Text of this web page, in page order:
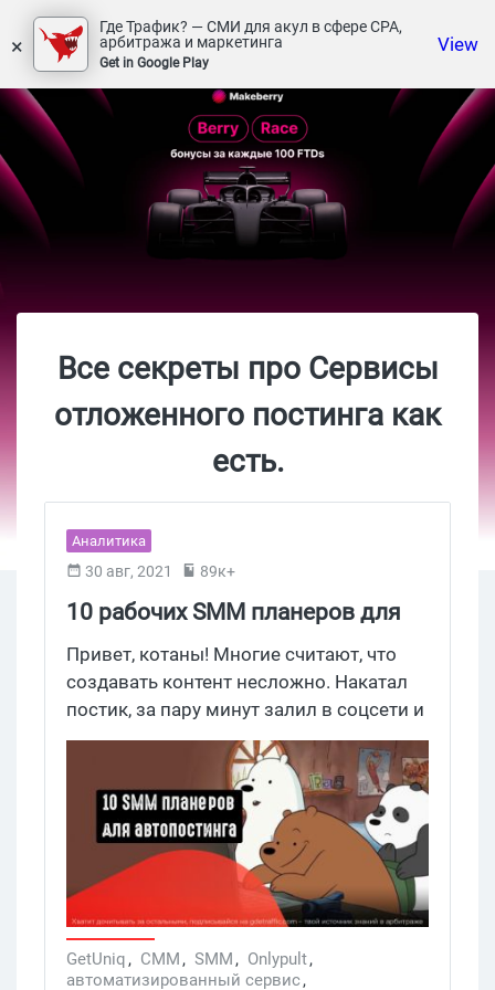
×
Где Трафик? — СМИ для акул в сфере СРА,
арбитража и маркетинга
Get in Google Play
View
Все секреты про Сервисы
отложенного постинга как
есть.
Аналитика
30 авг, 2021 89к+
10 рабочих SMM планеров для
автопостинга в соцсети
Привет, котаны! Многие считают, что
создавать контент несложно. Накатал
постик, за пару минут залил в соцсети и
собираешь лайки. Но если работать с
несколькими социальными сетями или
вести не 1, а 3, 5 или 10 аккаунтов
одновременно, даже процесс
публикации становится рутиной,
отнимающей полчаса-час драгоценного
времени. В таких условиях невозможно
обойтись без сервисов для
автоматического постинга. Благо, в
интернете их сотни, а то и тысячи. Но
GetUniq, СММ , SMM , Onlypult,
автоматизированный сервис,